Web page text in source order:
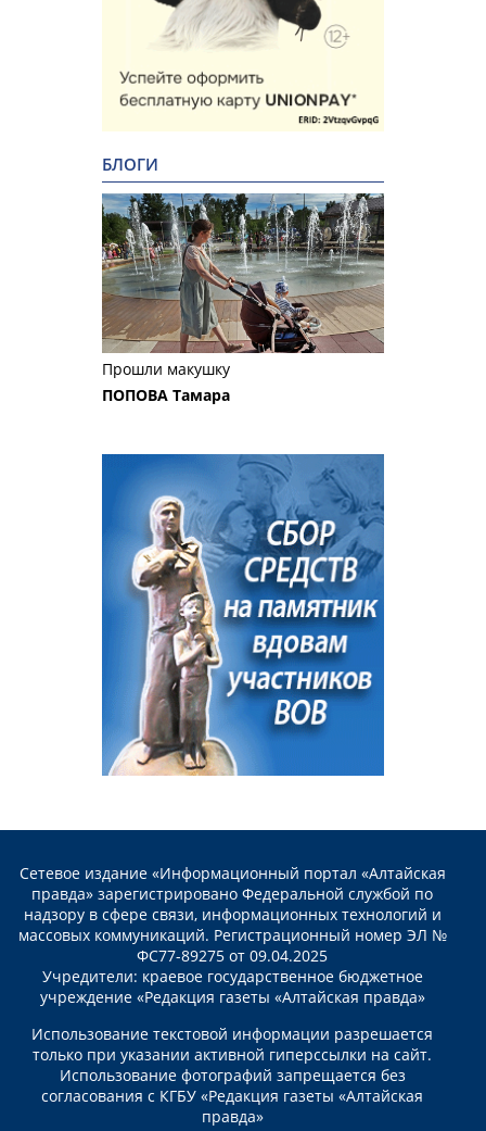
БЛОГИ
Прошли макушку
ПОПОВА Тамара
Сетевое издание «Информационный портал «Алтайская
правда» зарегистрировано Федеральной службой по
надзору в сфере связи, информационных технологий и
массовых коммуникаций. Регистрационный номер ЭЛ №
ФС77-89275 от 09.04.2025
Учредители: краевое государственное бюджетное
учреждение «Редакция газеты «Алтайская правда»
Использование текстовой информации разрешается
только при указании активной гиперссылки на сайт.
Использование фотографий запрещается без
согласования с КГБУ «Редакция газеты «Алтайская
правда»